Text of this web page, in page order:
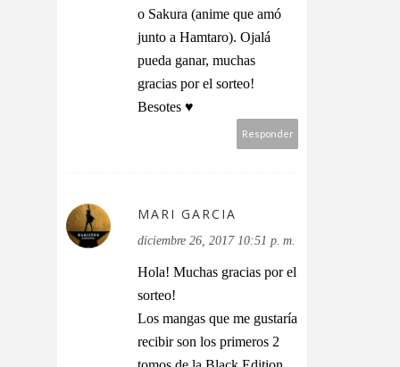
o Sakura (anime que amó
junto a Hamtaro). Ojalá
pueda ganar, muchas
gracias por el sorteo!
Besotes ♥
Responder
MARI GARCIA
diciembre 26, 2017 10:51 p. m.
Hola! Muchas gracias por el
sorteo!
Los mangas que me gustaría
recibir son los primeros 2